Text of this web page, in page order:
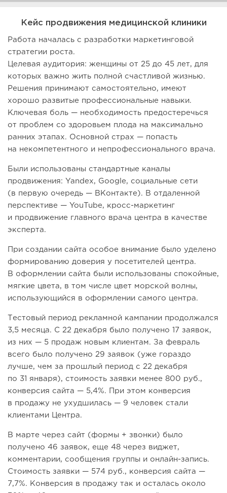
Кейс продвижения медицинской клиники
Работа началась с разработки маркетинговой
стратегии роста.
Целевая аудитория: женщины от 25 до 45 лет, для
которых важно жить полной счастливой жизнью.
Решения принимают самостоятельно, имеют
хорошо развитые профессиональные навыки.
Ключевая боль — необходимость предостеречься
от проблем со здоровьем плода на максимально
ранних этапах. Основной страх — попасть
на некомпетентного и непрофессионального врача.
Были использованы стандартные каналы
продвижения: Yandex, Google, социальные сети
(в первую очередь — ВКонтакте). В отдаленной
перспективе — YouTube, кросс-маркетинг
и продвижение главного врача центра в качестве
эксперта.
При создании сайта особое внимание было уделено
формированию доверия у посетителей центра.
В оформлении сайта были использованы спокойные,
мягкие цвета, в том числе цвет морской волны,
использующийся в оформлении самого центра.
Тестовый период рекламной кампании продолжался
3,5 месяца. С 22 декабря было получено 17 заявок,
из них — 5 продаж новым клиентам. За февраль
всего было получено 29 заявок (уже гораздо
лучше, чем за прошлый период с 22 декабря
по 31 января), стоимость заявки менее 800 руб.,
конверсия сайта — 5,4%. При этом конверсия
в продажу не ухудшилась — 9 человек стали
клиентами Центра.
В марте через сайт (формы + звонки) было
получено 46 заявок, еще 48 через виджет,
комментарии, сообщения группы и онлайн-запись.
Стоимость заявки — 574 руб., конверсия сайта —
7,7%. Конверсия в продажу так и осталась около